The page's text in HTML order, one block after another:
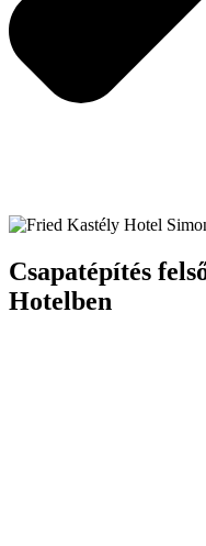
Csapatépítés
Hotelben